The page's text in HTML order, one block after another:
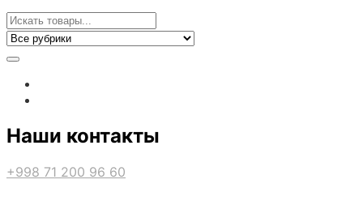
Наши контакты
+998 71 200 96 60